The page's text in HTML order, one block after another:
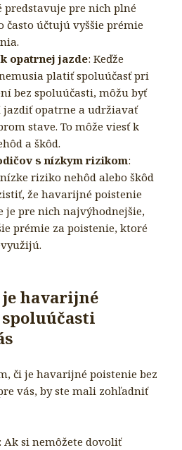
predstavuje pre nich plné
často účtujú vyššie prémie
opatrnej jazde: Keďže
platiť spoluúčasť pri
bez spoluúčasti, môžu byť
opatrne a udržiavať
stave. To môže viesť k
a škôd.
s nízkym rizikom:
riziko nehôd alebo škôd
že havarijné poistenie
je pre nich najvýhodnejšie,
prémie za poistenie, ktoré
havarijné
či je havarijné poistenie bez
vás, by ste mali zohľadniť
: Ak si nemôžete dovoliť